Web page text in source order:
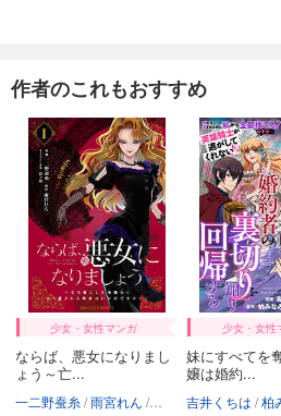
作者のこれもおすすめ
少女・女性マンガ
ならば、悪女になりまし
ょう～亡...
一二野蚕糸 雨宮れん 鈴ノ助
少女・女性
妹にすべてを
嬢は婚約...
吉井くちは 柏